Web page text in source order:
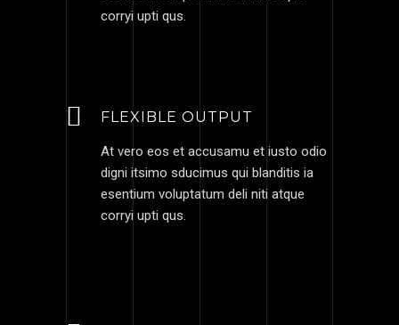
corryi upti qus.
FLEXIBLE OUTPUT
At vero eos et accusamu et iusto odio
digni itsimo sducimus qui blanditis ia
esentium voluptatum deli niti atque
corryi upti qus.